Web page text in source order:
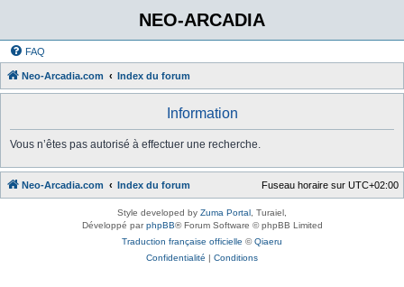
NEO-ARCADIA
FAQ
Neo-Arcadia.com Index du forum
Information
Vous n’êtes pas autorisé à effectuer une recherche.
Neo-Arcadia.com Index du forum Fuseau horaire sur UTC+02:00
Style developed by Zuma Portal , Turaiel,
Développé parphpBB® Forum Software © phpBB Limited
Traduction française officielle ©Qiaeru
Confidentialité | Conditions